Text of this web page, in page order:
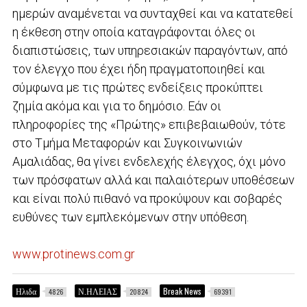
ημερών αναμένεται να συνταχθεί και να κατατεθεί
η έκθεση στην οποία καταγράφονται όλες οι
διαπιστώσεις, των υπηρεσιακών παραγόντων, από
τον έλεγχο που έχει ήδη πραγματοποιηθεί και
σύμφωνα με τις πρώτες ενδείξεις προκύπτει
ζημία ακόμα και για το δημόσιο. Εάν οι
πληροφορίες της «Πρώτης» επιβεβαιωθούν, τότε
στο Τμήμα Μεταφορών και Συγκοινωνιών
Αμαλιάδας, θα γίνει ενδελεχής έλεγχος, όχι μόνο
των πρόσφατων αλλά και παλαιότερων υποθέσεων
και είναι πολύ πιθανό να προκύψουν και σοβαρές
ευθύνες των εμπλεκόμενων στην υπόθεση.
www.protinews.com.gr
Ηλιδα 4826 Ν.ΗΛΕΙΑΣ 20824 Break News 69391